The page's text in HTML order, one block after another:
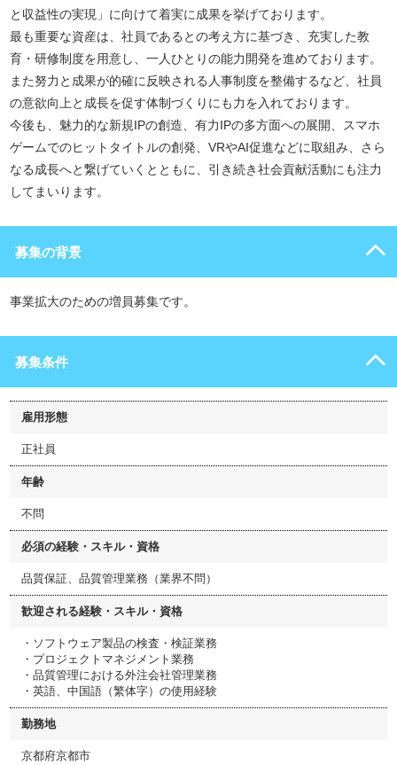
と収益性の実現」に向けて着実に成果を挙げております。
最も重要な資産は、社員であるとの考え方に基づき、充実した教
育・研修制度を用意し、一人ひとりの能力開発を進めております。
また努力と成果が的確に反映される人事制度を整備するなど、社員
の意欲向上と成長を促す体制づくりにも力を入れております。
今後も、魅力的な新規IPの創造、有力IPの多方面への展開、スマホ
ゲームでのヒットタイトルの創発、VRやAI促進などに取組み、さら
なる成長へと繋げていくとともに、引き続き社会貢献活動にも注力
してまいります。
募集の背景
事業拡大のための増員募集です。
募集条件
雇用形態
正社員
年齢
不問
必須の経験・スキル・資格
品質保証、品質管理業務（業界不問）
歓迎される経験・スキル・資格
・ソフトウェア製品の検査・検証業務
・プロジェクトマネジメント業務
・品質管理における外注会社管理業務
・英語、中国語（繁体字）の使用経験
勤務地
京都府京都市